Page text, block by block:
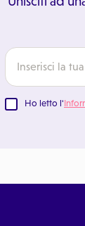
Ho letto l'